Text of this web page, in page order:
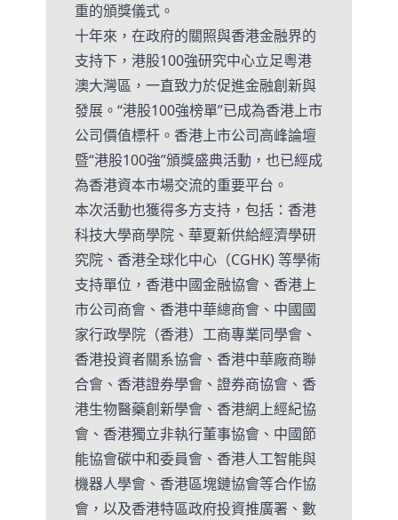
重的頒獎儀式。
十年來，在政府的關照與香港金融界的
支持下，港股100強研究中心立足粵港
澳大灣區，一直致力於促進金融創新與
發展。“港股100強榜單”已成為香港上市
公司價值標杆。香港上市公司高峰論壇
暨“港股100強”頒獎盛典活動，也已經成
為香港資本市場交流的重要平台。
本次活動也獲得多方支持，包括：香港
科技大學商學院、華夏新供給經濟學研
究院、香港全球化中心（CGHK) 等學術
支持單位，香港中國金融協會、香港上
市公司商會、香港中華總商會、中國國
家行政學院（香港）工商專業同學會、
香港投資者關系協會、香港中華廠商聯
合會、香港證券學會、證券商協會、香
港生物醫藥創新學會、香港網上經紀協
會、香港獨立非執行董事協會、中國節
能協會碳中和委員會、香港人工智能與
機器人學會、香港區塊鏈協會等合作協
會，以及香港特區政府投資推廣署、數